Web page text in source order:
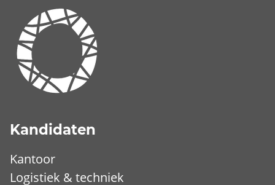
Kandidaten
Kantoor
Logistiek & techniek